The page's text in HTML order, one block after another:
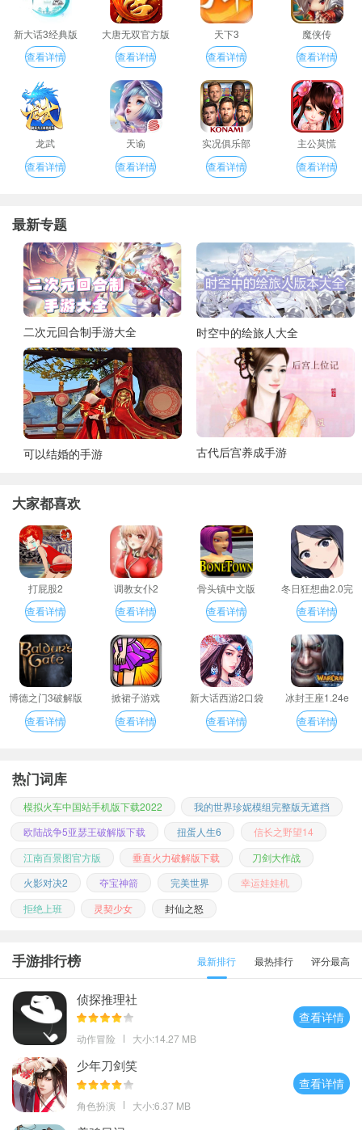
新大话3经典版
查看详情
大唐无双官方版
查看详情
天下3
查看详情
魔侠传
查看详情
龙武
查看详情
天谕
查看详情
实况俱乐部
查看详情
主公莫慌
查看详情
最新专题
二次元回合制手游大全 时空中的绘旅人大全
可以结婚的手游 古代后宫养成手游
大家都喜欢
打屁股2
查看详情
调教女仆2
查看详情
骨头镇中文版
查看详情
冬日狂想曲2.0完
整汉化版
查看详情
博德之门3破解版
查看详情
掀裙子游戏
查看详情
新大话西游2口袋
版
查看详情
冰封王座1.24e
查看详情
热门词库
模拟火车中国站手机版下载2022
我的世界珍妮模组完整版无遮挡
欧陆战争5亚瑟王破解版下载
扭蛋人生6
信长之野望14
江南百景图官方版
垂直火力破解版下载
刀剑大作战
火影对决2
夺宝神箭 完美世界
幸运娃娃机
拒绝上班
灵契少女 封仙之怒
手游排行榜 最新排行 最热排行 评分最高
侦探推理社
动作冒险 大小:14.27 MB
查看详情
少年刀剑笑
角色扮演 大小:6.37 MB
查看详情